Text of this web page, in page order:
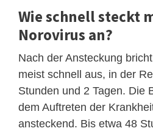
Wie schnell steckt
Norovirus an?
Nach der Ansteckung
meist schnell aus, in der
Stunden und 2 Tagen. Die
dem Auftreten der
ansteckend. Bis etwa 48